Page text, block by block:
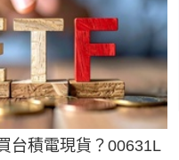
台積電現貨？00631L